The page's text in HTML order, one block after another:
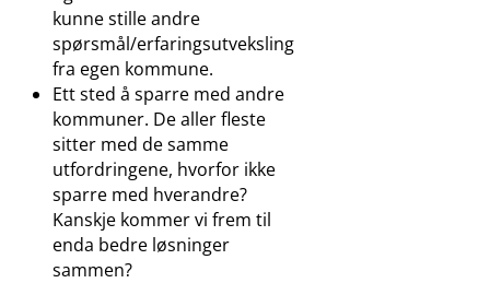
kunne stille andre
spørsmål/erfaringsutveksling
fra egen kommune.
Ett sted å sparre med andre
kommuner. De aller fleste
sitter med de samme
utfordringene, hvorfor ikke
sparre med hverandre?
Kanskje kommer vi frem til
enda bedre løsninger
sammen?